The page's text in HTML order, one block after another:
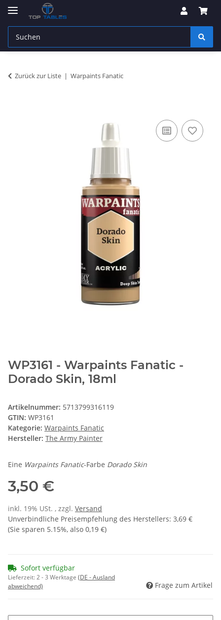
Zurück zur Liste Warpaints Fanatic
WP3161 - Warpaints Fanatic -
Dorado Skin, 18ml
Artikelnummer: 5713799316119
GTIN: WP3161
Kategorie: Warpaints Fanatic
Hersteller: The Army Painter
Eine Warpaints Fanatic-Farbe Dorado Skin
3,50 €
inkl. 19% USt. , zzgl. Versand
Unverbindliche Preisempfehlung des Herstellers: 3,69 €
(Sie sparen 5.15%, also 0,19 €)
Sofort verfügbar
Lieferzeit:2 - 3 Werktage (DE - Ausland
abweichend)
Frage zum Artikel